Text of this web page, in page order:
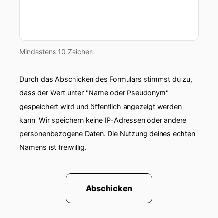
wandelt sich.
00:01:22: Jacosi hat in Würzburg begonnen war
an der deutschen Oper am Rhein ist inzwischen
GMD in Kopenhagen an der Oper und
neuerdings auch Chefdirigentin das WDR
Symphonieorchesters.
ganz unterschiedlichen Welten und genau
darüber wollen wir heute Morgen auch reden.
Mindestens 10 Zeichen
Durch das Abschicken des Formulars stimmst du zu,
dass der Wert unter "Name oder Pseudonym"
gespeichert wird und öffentlich angezeigt werden
kann. Wir speichern keine IP-Adressen oder andere
personenbezogene Daten. Die Nutzung deines echten
Namens ist freiwillig.
Abschicken